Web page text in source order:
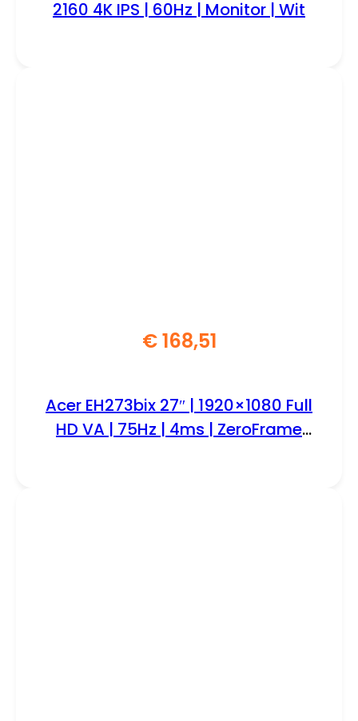
2160 4K IPS | 60Hz | Monitor | Wit
€168,51
Acer EH273bix 27″ | 1920×1080 Full
HD VA | 75Hz | 4ms | ZeroFrame